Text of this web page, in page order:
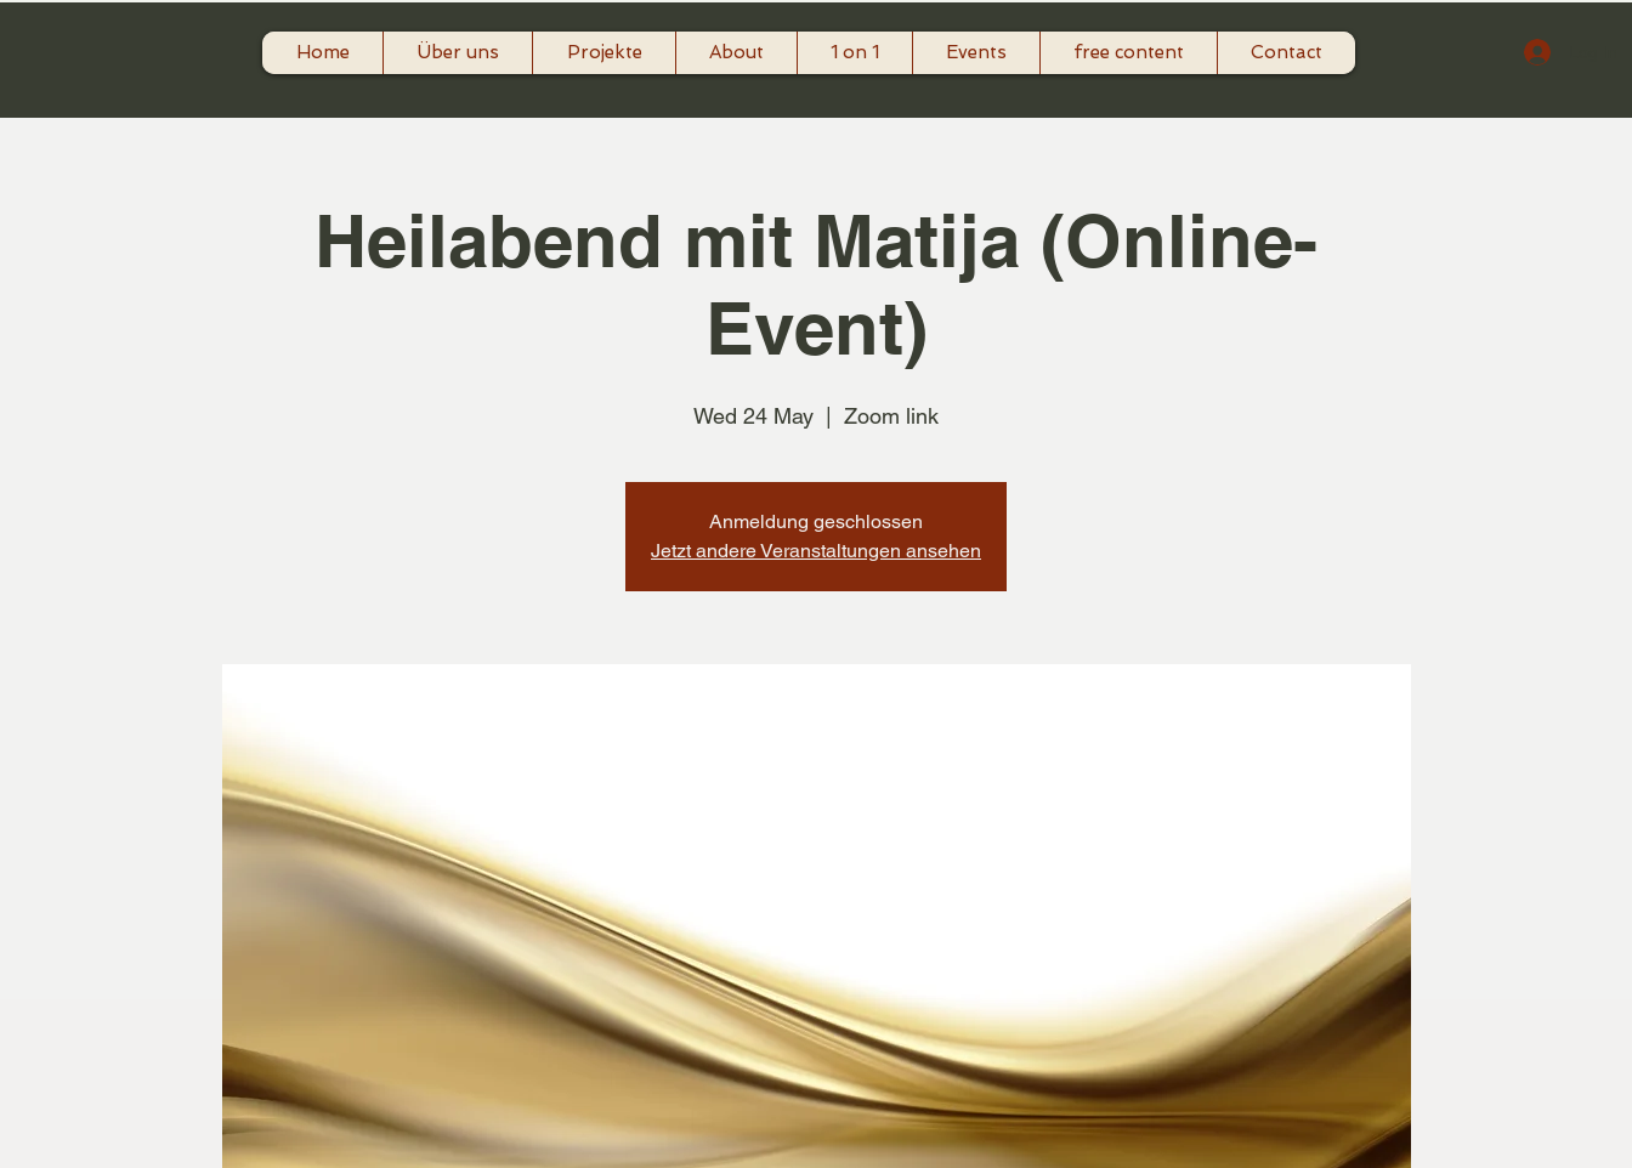
Home Über uns Projekte About 1 on 1 Events free content Contact
Heilabend mit Matija (Online-
Event)
Wed 24 May Zoom link
Anmeldung geschlossen
Jetzt andere Veranstaltungen ansehen